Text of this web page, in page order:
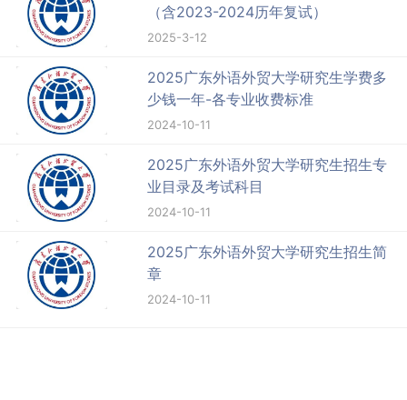
（含2023-2024历年复试）
2025-3-12
2025广东外语外贸大学研究生学费多
少钱一年-各专业收费标准
2024-10-11
2025广东外语外贸大学研究生招生专
业目录及考试科目
2024-10-11
2025广东外语外贸大学研究生招生简
章
2024-10-11